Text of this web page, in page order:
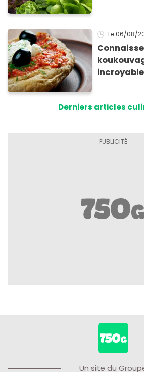
Le 06/08/
Derniers articles
Un site du